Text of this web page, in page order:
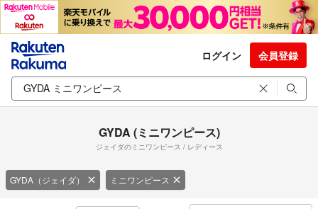
ログイン 会員登録
GYDA (ミニワンピース)
ジェイダのミニワンピース / レディース
GYDA（ジェイダ） ミニワンピース